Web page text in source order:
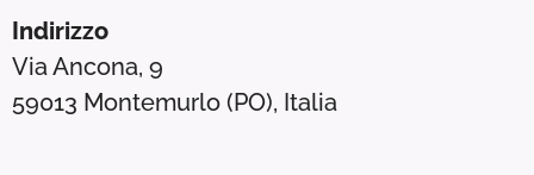
Indirizzo
Via Ancona, 9
59013 Montemurlo (PO), Italia